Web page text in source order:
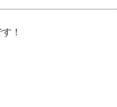
！